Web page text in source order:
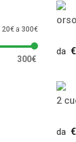
20€a 300€
300€
da
2
da